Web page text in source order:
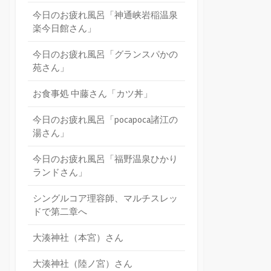
今日のお疲れ風呂「神通峡岩稲温泉
楽今日館さん」
今日のお疲れ風呂「グランスパかの
苑さん」
お食事処 中藤さん「カツ丼」
今日のお疲れ風呂「pocapoca諸江の
湯さん」
今日のお疲れ風呂「福野温泉ひかり
ランドさん」
シングルコア理容師、マルチスレッ
ドで第二章へ
大湊神社（本宮）さん
大湊神社（陸ノ宮）さん